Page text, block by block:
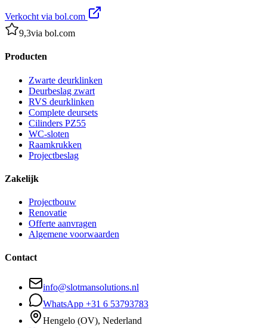
Verkocht via bol.com
9,3via bol.com
Producten
Zwarte deurklinken
Deurbeslag zwart
RVS deurklinken
Complete deursets
Cilinders PZ55
WC-sloten
Raamkrukken
Projectbeslag
Zakelijk
Projectbouw
Renovatie
Offerte aanvragen
Algemene voorwaarden
Contact
info@slotmansolutions.nl
WhatsApp +31 6 53793783
Hengelo (OV), Nederland